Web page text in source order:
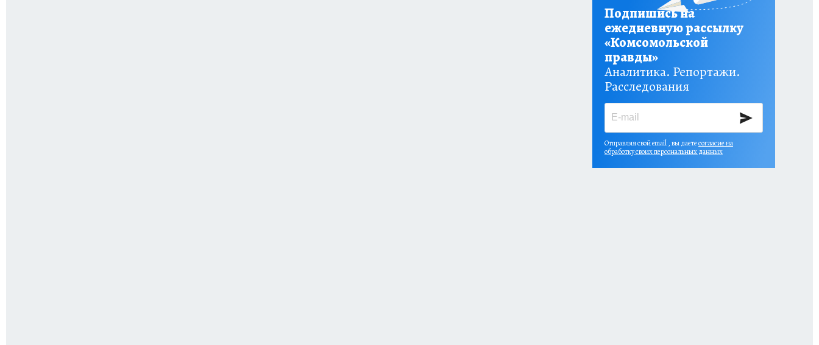
Подпишись на
ежедневную рассылку
«Комсомольской
правды»
Аналитика. Репортажи.
Расследования
Отправляя свой email , вы даетесогласие на
обработку своих персональных данных